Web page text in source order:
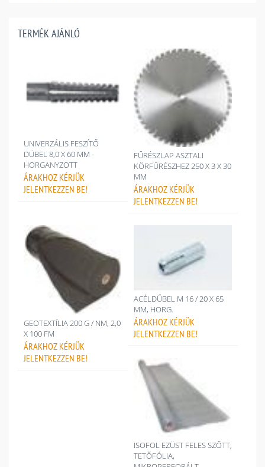
TERMÉK AJÁNLÓ
UNIVERZÁLIS FESZÍTŐ
DÜBEL 8,0 X 60 MM -
HORGANYZOTT
ÁRAKHOZ KÉRJÜK
JELENTKEZZEN BE!
FŰRÉSZLAP ASZTALI
KÖRFŰRÉSZHEZ 250 X 3 X 30
MM
ÁRAKHOZ KÉRJÜK
JELENTKEZZEN BE!
GEOTEXTÍLIA 200 G / NM, 2,0
X 100 FM
ÁRAKHOZ KÉRJÜK
JELENTKEZZEN BE!
ACÉLDŰBEL M 16 / 20 X 65
MM, HORG.
ÁRAKHOZ KÉRJÜK
JELENTKEZZEN BE!
ISOFOL EZÜST FELES SZŐTT,
TETŐFÓLIA,